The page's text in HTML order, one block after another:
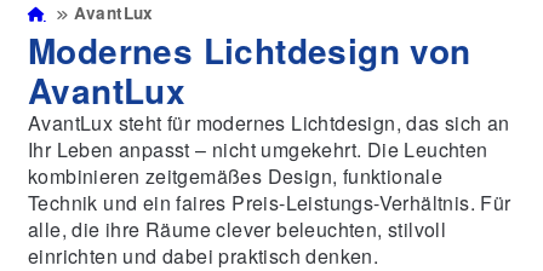
AvantLux
Modernes Lichtdesign von
AvantLux
AvantLux steht für modernes Lichtdesign, das sich an
Ihr Leben anpasst – nicht umgekehrt. Die Leuchten
kombinieren zeitgemäßes Design, funktionale
Technik und ein faires Preis-Leistungs-Verhältnis. Für
alle, die ihre Räume clever beleuchten, stilvoll
einrichten und dabei praktisch denken.